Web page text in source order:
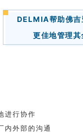
DELMIA帮助佛吉
更佳地管理
进行协作
内外部的沟通